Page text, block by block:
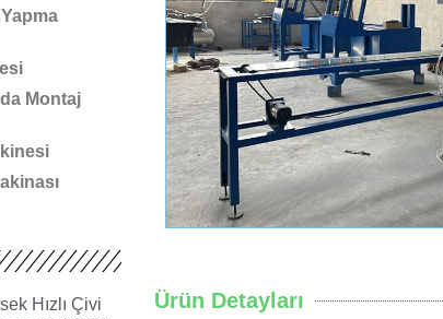
Montaj
Hızlı Çivi
Ürün Detayları